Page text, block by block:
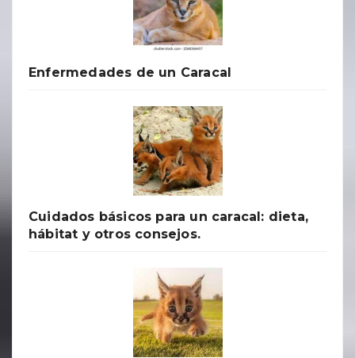
Enfermedades de un Caracal
Cuidados básicos para un caracal: dieta,
hábitat y otros consejos.